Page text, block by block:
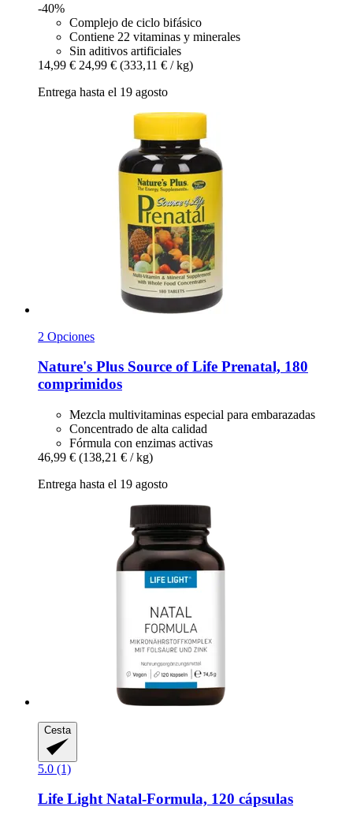
-40%
Complejo de ciclo bifásico
Contiene 22 vitaminas y minerales
Sin aditivos artificiales
14,99 € 24,99 € (333,11 € / kg)
Entrega hasta el 19 agosto
2 Opciones
Nature's Plus Source of Life Prenatal, 180
comprimidos
Mezcla multivitaminas especial para embarazadas
Concentrado de alta calidad
Fórmula con enzimas activas
46,99 € (138,21 € / kg)
Entrega hasta el 19 agosto
Cesta
5.0 (1)
Life LightNatal-​Formula, 120 cápsulas